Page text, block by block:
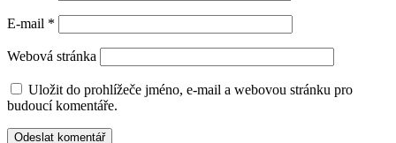
E-mail *
Webová stránka
Uložit do prohlížeče jméno, e-mail a webovou stránku pro
budoucí komentáře.